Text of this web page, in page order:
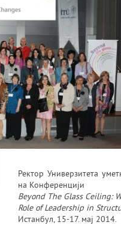
Ректор Универзитета
на Конференцији
Beyond The Glass Ceiling:
Role of Leadership in
Истанбул, 15-17. мај 2014.